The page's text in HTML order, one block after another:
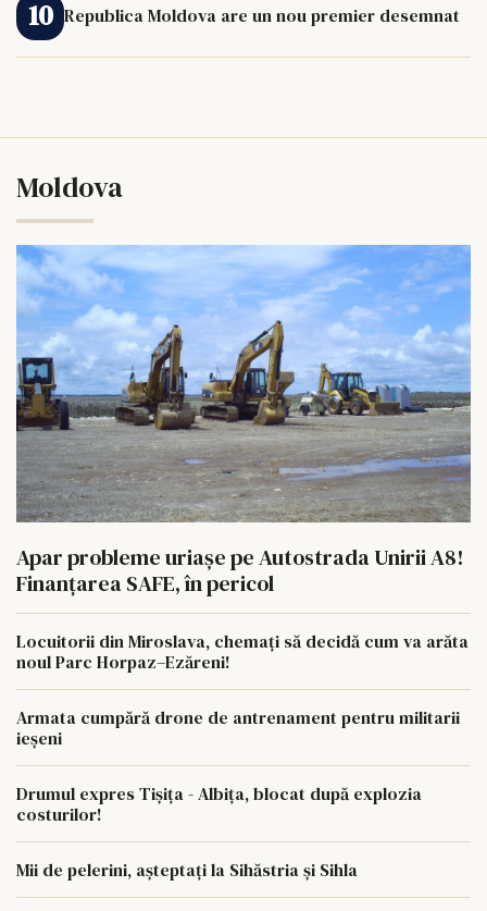
Republica Moldova are un nou premier desemnat
Moldova
Apar probleme uriașe pe Autostrada Unirii A8!
Finanțarea SAFE, în pericol
Locuitorii din Miroslava, chemați să decidă cum va arăta
noul Parc Horpaz–Ezăreni!
Armata cumpără drone de antrenament pentru militarii
ieșeni
Drumul expres Tișița - Albița, blocat după explozia
costurilor!
Mii de pelerini, așteptați la Sihăstria și Sihla